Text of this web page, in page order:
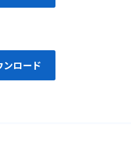
ンロード